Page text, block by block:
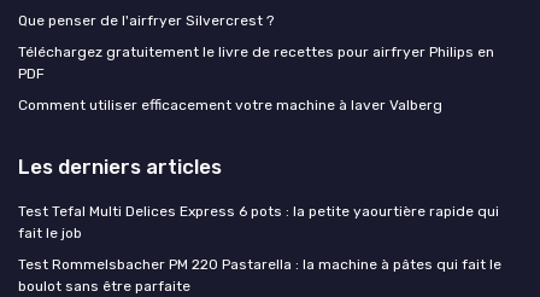
Que penser de l'airfryer Silvercrest ?
Téléchargez gratuitement le livre de recettes pour airfryer Philips en
PDF
Comment utiliser efficacement votre machine à laver Valberg
Les derniers articles
Test Tefal Multi Delices Express 6 pots : la petite yaourtière rapide qui
fait le job
Test Rommelsbacher PM 220 Pastarella : la machine à pâtes qui fait le
boulot sans être parfaite